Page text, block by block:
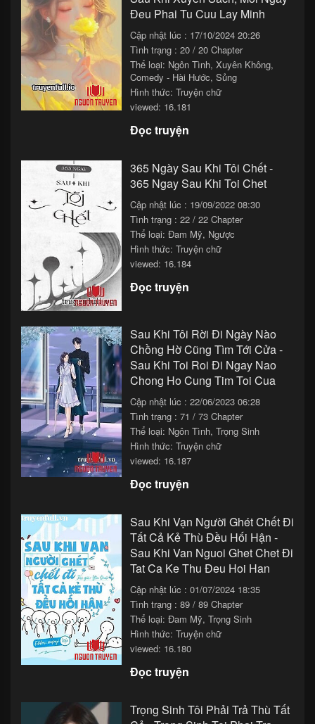
Chapter 120
30/11/2025 21:33
Chapter 119
30/11/2025 19:33
Chapter 118
30/11/2025 17:33
Chapter 117
30/11/2025 15:33
Chapter 116
Chapter 114
30/11/2025 09:33
Chapter 113
30/11/2025 07:33
Chapter 112
30/11/2025 05:33
Chapter 111
30/11/2025 03:33
Chapter 110
Chapter 109
Chapter 107
29/11/2025 19:33
Chapter 106
29/11/2025 17:33
Chapter 105
29/11/2025 15:33
Chapter 104
29/11/2025 13:33
Chapter 103
29/11/2025 11:33
Chapter 102
Chapter 100
29/11/2025 05:33
Chapter 99
29/11/2025 03:33
Chapter 98
Chapter 97
28/11/2025 23:33
Chapter 96
28/11/2025 21:33
Chapter 95
Chapter 93
28/11/2025 15:33
Đeu Phai Tu Cuu Lay Minh
Cập nhật lúc : 17/10/2024 20:26
Tình trạng : 20 / 20 Chapter
Thể loại: Ngôn Tình, Xuyên Không,
Comedy - Hài Hước, Sủng
Hình thức: Truyện chữ
viewed: 16.181
Đọc truyện
365 Ngày Sau Khi Tôi Chết -
365 Ngay Sau Khi Toi Chet
Cập nhật lúc : 19/09/2022 08:30
Tình trạng : 22 / 22 Chapter
Thể loại: Đam Mỹ, Ngược
Hình thức: Truyện chữ
viewed: 16.184
Đọc truyện
Sau Khi Tôi Rời Đi Ngày Nào
Chồng Hờ Cũng Tìm Tới Cửa -
Sau Khi Toi Roi Đi Ngay Nao
Chong Ho Cung Tim Toi Cua
Cập nhật lúc : 22/06/2023 06:28
Tình trạng : 71 / 73 Chapter
Thể loại: Ngôn Tình, Trọng Sinh
Hình thức: Truyện chữ
viewed: 16.187
Đọc truyện
Sau Khi Vạn Người Ghét Chết Đi
Tất Cả Kẻ Thù Đều Hối Hận -
Sau Khi Van Nguoi Ghet Chet Đi
Tat Ca Ke Thu Đeu Hoi Han
Cập nhật lúc : 01/07/2024 18:35
Tình trạng : 89 / 89 Chapter
Thể loại: Đam Mỹ, Trọng Sinh
Hình thức: Truyện chữ
viewed: 16.180
Đọc truyện
Trọng Sinh Tôi Phải Trả Thù Tất